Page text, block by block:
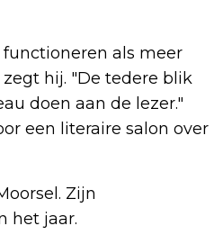
als meer
hij. "De tedere blik
doen aan de lezer."
een literaire salon over
Zijn
het jaar.